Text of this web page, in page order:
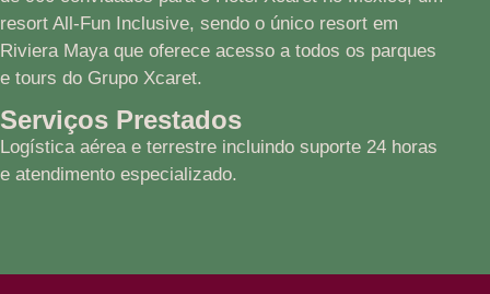
resort All-Fun Inclusive, sendo o único resort em
Riviera Maya que oferece acesso a todos os parques
e tours do Grupo Xcaret.
Serviços Prestados
Logística aérea e terrestre incluindo suporte 24 horas
e atendimento especializado.